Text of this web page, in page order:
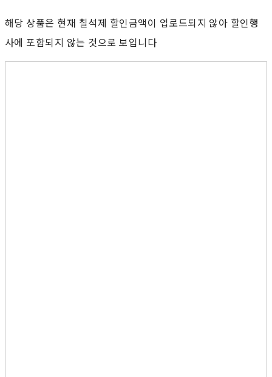
해당 상품은 현재 칠석제 할인금액이 업로드되지 않아 할인행
사에 포함되지 않는 것으로 보입니다